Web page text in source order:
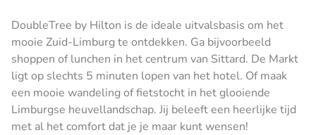
DoubleTree by Hilton is de ideale uitvalsbasis om het
mooie Zuid-Limburg te ontdekken. Ga bijvoorbeeld
shoppen of lunchen in het centrum van Sittard. De Markt
ligt op slechts 5 minuten lopen van het hotel. Of maak
een mooie wandeling of fietstocht in het glooiende
Limburgse heuvellandschap. Jij beleeft een heerlijke tijd
met al het comfort dat je je maar kunt wensen!